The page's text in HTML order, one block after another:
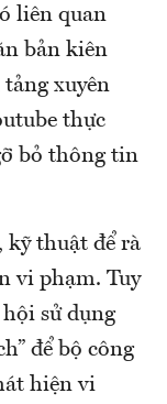
liên quan
bản kiên
tảng xuyên
thực
bỏ thông tin
kỹ thuật để rà
vi phạm. Tuy
sử dụng
để bộ công
hiện vi